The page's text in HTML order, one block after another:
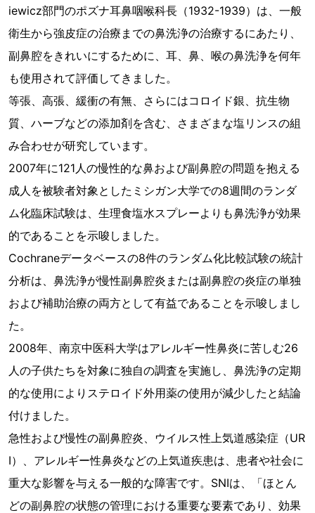
iewicz部門のポズナ耳鼻咽喉科長（1932-1939）は、一般
衛生から強皮症の治療までの鼻洗浄の治療するにあたり、
副鼻腔をきれいにするために、耳、鼻、喉の鼻洗浄を何年
も使用されて評価してきました。
等張、高張、緩衝の有無、さらにはコロイド銀、抗生物
質、ハーブなどの添加剤を含む、さまざまな塩リンスの組
み合わせが研究しています。
2007年に121人の慢性的な鼻および副鼻腔の問題を抱える
成人を被験者対象としたミシガン大学での8週間のランダ
ム化臨床試験は、生理食塩水スプレーよりも鼻洗浄が効果
的であることを示唆しました。
Cochraneデータベースの8件のランダム化比較試験の統計
分析は、鼻洗浄が慢性副鼻腔炎または副鼻腔の炎症の単独
および補助治療の両方として有益であることを示唆しまし
た。
2008年、南京中医科大学はアレルギー性鼻炎に苦しむ26
人の子供たちを対象に独自の調査を実施し、鼻洗浄の定期
的な使用によりステロイド外用薬の使用が減少したと結論
付けました。
急性および慢性の副鼻腔炎、ウイルス性上気道感染症（UR
I）、アレルギー性鼻炎などの上気道疾患は、患者や社会に
重大な影響を与える一般的な障害です。SNIは、「ほとん
どの副鼻腔の状態の管理における重要な要素であり、効果